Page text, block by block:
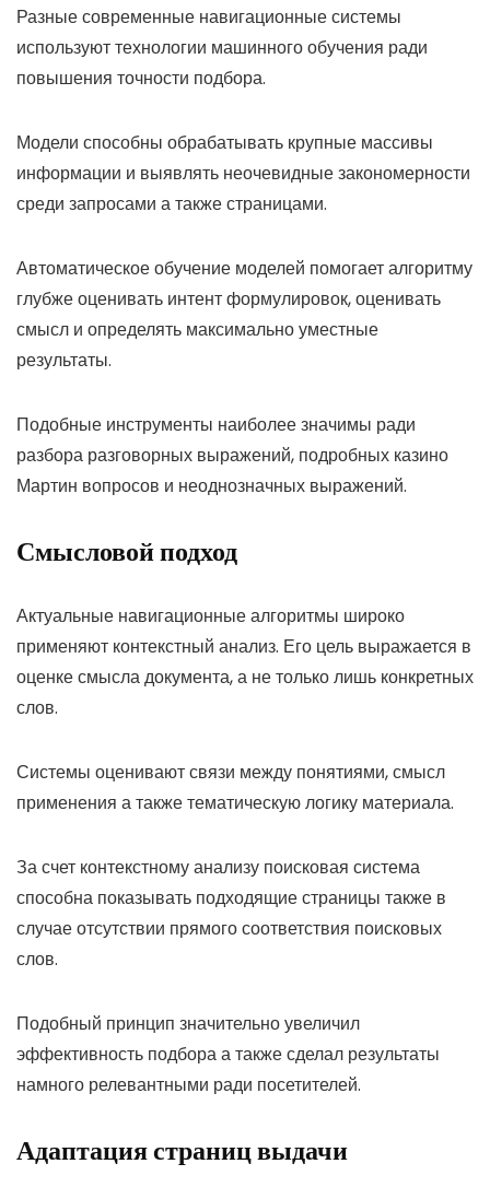
Разные современные навигационные системы
используют технологии машинного обучения ради
повышения точности подбора.
Модели способны обрабатывать крупные массивы
информации и выявлять неочевидные закономерности
среди запросами а также страницами.
Автоматическое обучение моделей помогает алгоритму
глубже оценивать интент формулировок, оценивать
смысл и определять максимально уместные
результаты.
Подобные инструменты наиболее значимы ради
разбора разговорных выражений, подробных казино
Мартин вопросов и неоднозначных выражений.
Смысловой подход
Актуальные навигационные алгоритмы широко
применяют контекстный анализ. Его цель выражается в
оценке смысла документа, а не только лишь конкретных
слов.
Системы оценивают связи между понятиями, смысл
применения а также тематическую логику материала.
За счет контекстному анализу поисковая система
способна показывать подходящие страницы также в
случае отсутствии прямого соответствия поисковых
слов.
Подобный принцип значительно увеличил
эффективность подбора а также сделал результаты
намного релевантными ради посетителей.
Адаптация страниц выдачи